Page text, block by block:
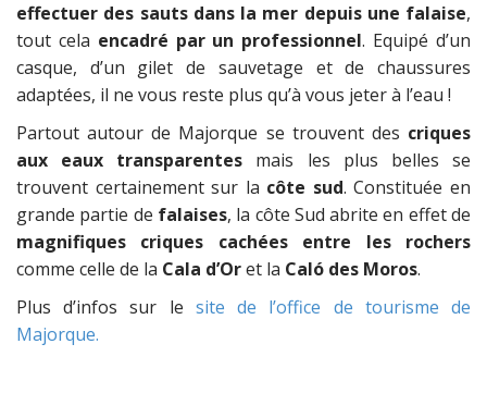
effectuer des sauts dans la mer depuis une falaise,
tout cela encadré par un professionnel. Equipé d’un
casque, d’un gilet de sauvetage et de chaussures
adaptées, il ne vous reste plus qu’à vous jeter à l’eau !
Partout autour de Majorque se trouvent des criques
aux eaux transparentes mais les plus belles se
trouvent certainement sur la côte sud. Constituée en
grande partie de falaises, la côte Sud abrite en effet de
magnifiques criques cachées entre les rochers
comme celle de la Cala d’Oret la Caló des Moros.
Plus d’infos sur le site de l’office de tourisme de
Majorque.